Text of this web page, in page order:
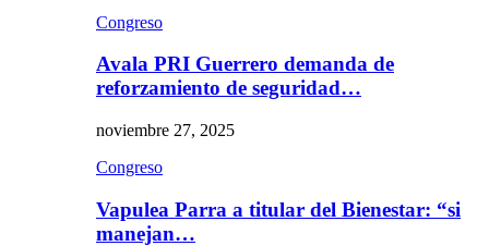
Congreso
Avala PRI Guerrero demanda de
reforzamiento de seguridad…
noviembre 27, 2025
Congreso
Vapulea Parra a titular del Bienestar: “si
manejan…